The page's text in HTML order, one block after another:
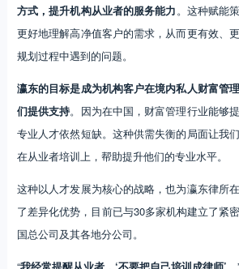
方式，提升机构从业者的服务能力。这种赋能
更好地理解高净值客户的需求，从而更有效、
规划过程中遇到的问题。
瀛东的目标是成为机构客户在境内私人财富管
们提供支持。因为在中国，财富管理行业能够
专业人才依然短缺。这种供需失衡的局面让我
在从业者培训上，帮助提升他们的专业水平。
这种以人才发展为核心的战略，也为瀛东律所
了差异化优势，目前已与30多家机构建立了紧
国总公司及其各地分公司。